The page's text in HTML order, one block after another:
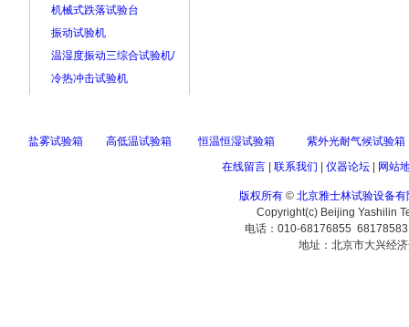
机械式跌落试验台
振动试验机
温湿度振动三综合试验机/
冷热冲击试验机
盐雾试验箱 高低温试验箱 恒温恒湿试验箱
紫外光耐气候试验箱
在线留言| 联系我们 仪器论坛| 网站
版权所有 © 北京雅士林试验设备有
Copyright(c) Beijing Yashilin
电话：010-68176855
地址：北京市大兴经